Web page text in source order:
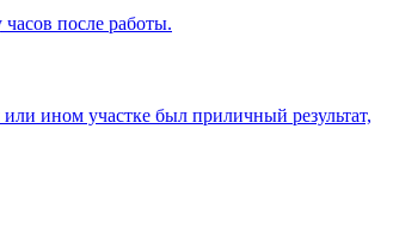
после работы.
ином участке был приличный результат,